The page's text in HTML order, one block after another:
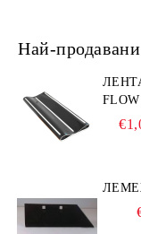
Най-продавани